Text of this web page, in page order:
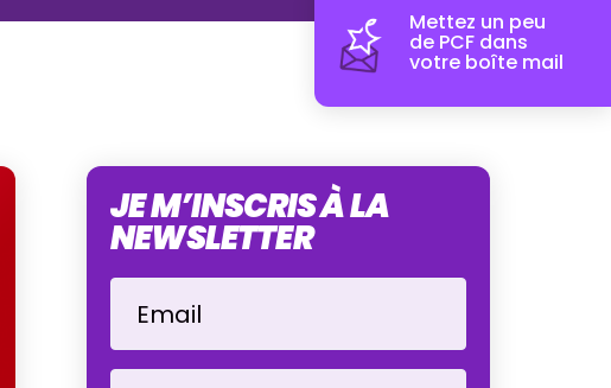
Mettez un peu
de PCF dans
votre boîte mail
JE M’INSCRIS À LA
NEWSLETTER
Email